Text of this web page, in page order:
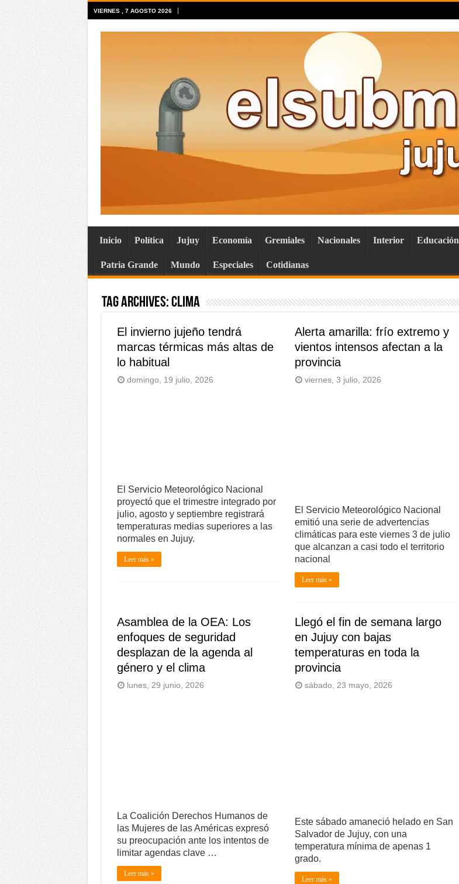
VIERNES , 7 AGOSTO 2026
Inicio Política Jujuy Economía Gremiales Nacionales Interior Educación
Patria Grande Mundo Especiales Cotidianas
Tag Archives:clima
El invierno jujeño tendrá
marcas térmicas más altas de
lo habitual
domingo, 19 julio, 2026
El Servicio Meteorológico Nacional
proyectó que el trimestre integrado por
julio, agosto y septiembre registrará
temperaturas medias superiores a las
normales en Jujuy.
Leer más »
Alerta amarilla: frío extremo y
vientos intensos afectan a la
provincia
viernes, 3 julio, 2026
El Servicio Meteorológico Nacional
emitió una serie de advertencias
climáticas para este viernes 3 de julio
que alcanzan a casi todo el territorio
nacional
Leer más »
Asamblea de la OEA: Los
enfoques de seguridad
desplazan de la agenda al
género y el clima
lunes, 29 junio, 2026
La Coalición Derechos Humanos de
las Mujeres de las Américas expresó
su preocupación ante los intentos de
limitar agendas clave …
Leer más »
Llegó el fin de semana largo
en Jujuy con bajas
temperaturas en toda la
provincia
sábado, 23 mayo, 2026
Este sábado amaneció helado en San
Salvador de Jujuy, con una
temperatura mínima de apenas 1
grado.
Leer más »